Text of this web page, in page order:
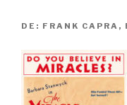
DE: FRANK CAPRA,